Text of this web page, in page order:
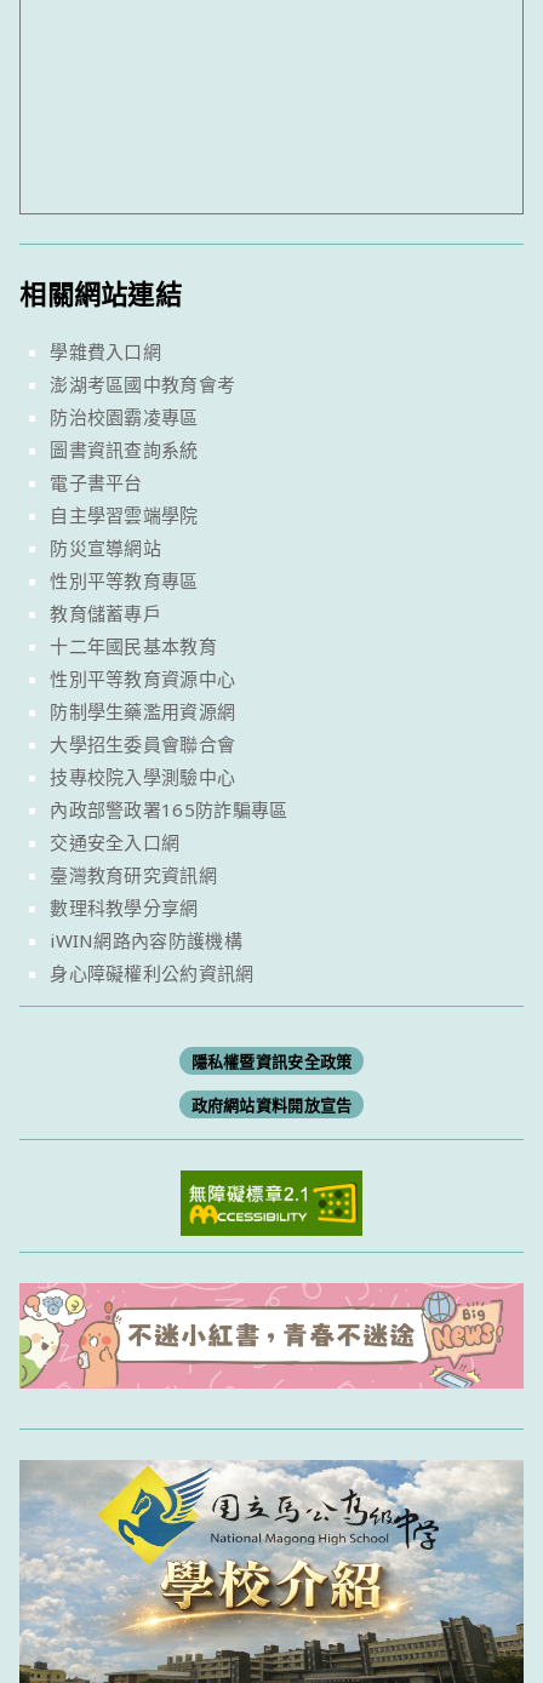
相關網站連結
學雜費入口網
澎湖考區國中教育會考
防治校園霸凌專區
圖書資訊查詢系統
電子書平台
自主學習雲端學院
防災宣導網站
性別平等教育專區
教育儲蓄專戶
十二年國民基本教育
性別平等教育資源中心
防制學生藥濫用資源網
大學招生委員會聯合會
技專校院入學測驗中心
內政部警政署165防詐騙專區
交通安全入口網
臺灣教育研究資訊網
數理科教學分享網
iWIN網路內容防護機構
身心障礙權利公約資訊網
隱私權暨資訊安全政策
政府網站資料開放宣告